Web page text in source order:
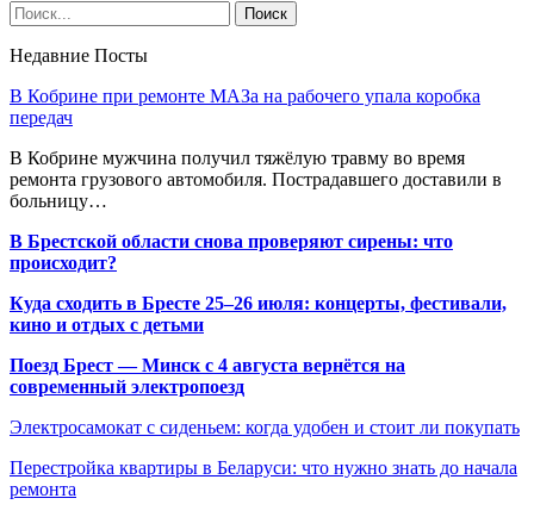
Недавние Посты
В Кобрине при ремонте МАЗа на рабочего упала коробка
передач
В Кобрине мужчина получил тяжёлую травму во время
ремонта грузового автомобиля. Пострадавшего доставили в
больницу…
В Брестской области снова проверяют сирены: что
происходит?
Куда сходить в Бресте 25–26 июля: концерты, фестивали,
кино и отдых с детьми
Поезд Брест — Минск с 4 августа вернётся на
современный электропоезд
Электросамокат с сиденьем: когда удобен и стоит ли покупать
Перестройка квартиры в Беларуси: что нужно знать до начала
ремонта